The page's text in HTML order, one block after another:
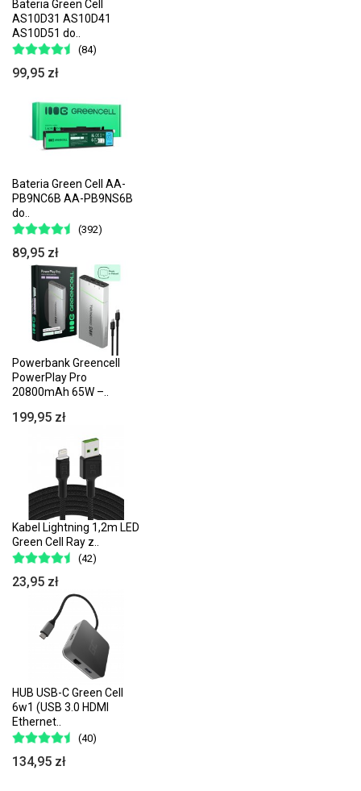
Bateria Green Cell
AS10D31 AS10D41
AS10D51 do..
(84)
99,95 zł
Bateria Green Cell AA-
PB9NC6B AA-PB9NS6B
do..
(392)
89,95 zł
Powerbank Greencell
PowerPlay Pro
20800mAh 65W –..
199,95 zł
Kabel Lightning 1,2m LED
Green Cell Ray z..
(42)
23,95 zł
HUB USB-C Green Cell
6w1 (USB 3.0 HDMI
Ethernet..
(40)
134,95 zł